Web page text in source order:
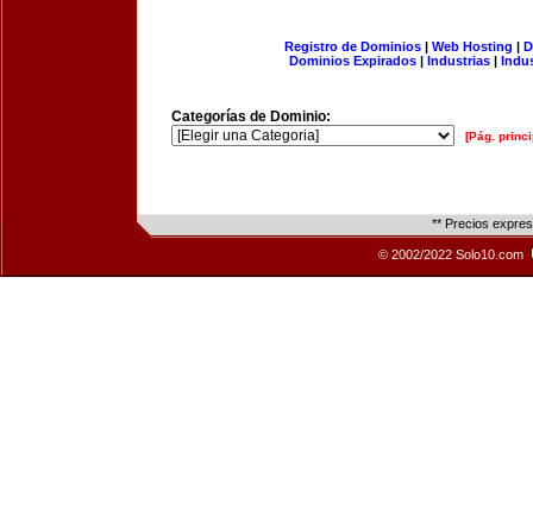
Registro de Dominios| Web Hosting |
Dominios Expirados | Industrias |
Categorías de Dominio:
[Pág.
** Precios
© 2002/2022 Solo10.com